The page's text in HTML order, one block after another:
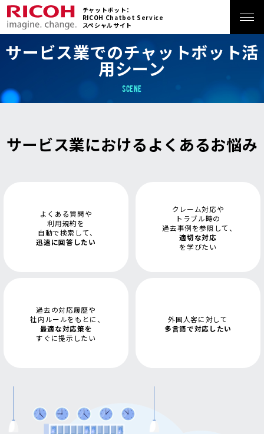
チャットボット：
RICOH Chatbot Service
スペシャルサイト
ホーム
特長
流れ / サポート体制
サービス業でのチャットボット活
用シーン
SCENE
サービス業におけるよくあるお悩み
よくある質問や
利用規約を
自動で検索して、
迅速に回答したい
クレーム対応や
トラブル時の
過去事例を参照して、
適切な対応
を学びたい
過去の対応履歴や
社内ルールをもとに、
最適な対応策を
すぐに提示したい
外国人客に対して
多言語で対応したい